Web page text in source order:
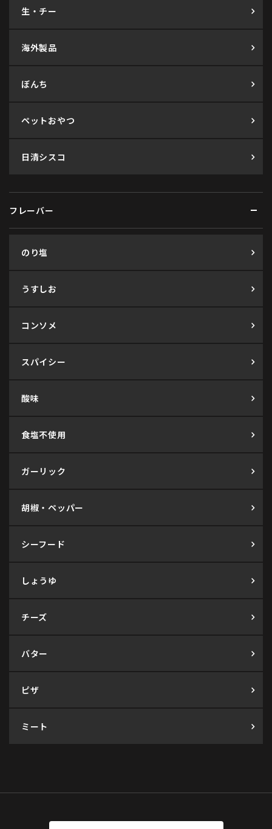
生・チー
海外製品
ぼんち
ペットおやつ
日清シスコ
フレーバー
のり塩
うすしお
コンソメ
スパイシー
酸味
食塩不使用
ガーリック
胡椒・ペッパー
シーフード
しょうゆ
チーズ
バター
ピザ
ミート